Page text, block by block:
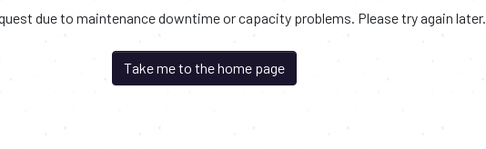
due to maintenance downtime or capacity problems. Please try again later.
Take me to the home page